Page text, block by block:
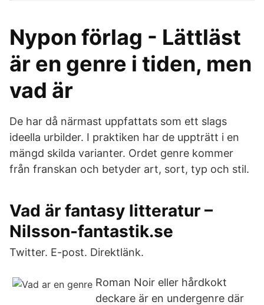
Nypon förlag - Lättläst
är en genre i tiden, men
vad är
De har då närmast uppfattats som ett slags
ideella urbilder. I praktiken har de uppträtt i en
mängd skilda varianter. Ordet genre kommer
från franskan och betyder art, sort, typ och stil.
Vad är fantasy litteratur –
Nilsson-fantastik.se
Twitter. E-post. Direktlänk.
Roman Noir eller hårdkokt
deckare är en undergenre där